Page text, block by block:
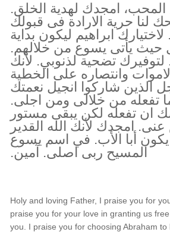
امجدك لهدية الخلق.
لنا حرية الارادة فى قبولك
ابراهيم ليكون بداية
حيث يأتى يسوع من خلالهم.
تضحية لذنوبي. لأنك
وانتصاره على الخطية
الذين شاركوا انجيل نعمتك
تفعله من خلالى ومن اجلى.
ان تفعله لكن يبقى مستور
امجدك لأنك الله القدير
يكون أبا الأب. في اسم يسوع
المسيح ربى اصلى. آمين.
Holy and loving Father, I praise you for
praise you for your love in granting us
you. I praise you for choosing Abraham